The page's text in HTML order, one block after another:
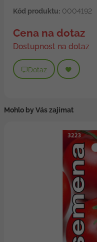
Kód produktu:0004192
Cena na dotaz
Dostupnost na dotaz
Dotaz
Mohlo by Vás zajímat